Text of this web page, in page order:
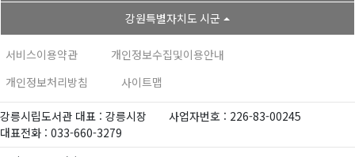
강원특별자치도 시군
서비스이용약관
개인정보수집및이용안내
개인정보처리방침
사이트맵
강릉시립도서관 대표 : 강릉시장
사업자번호 : 226-83-00245
대표전화 : 033-660-3279